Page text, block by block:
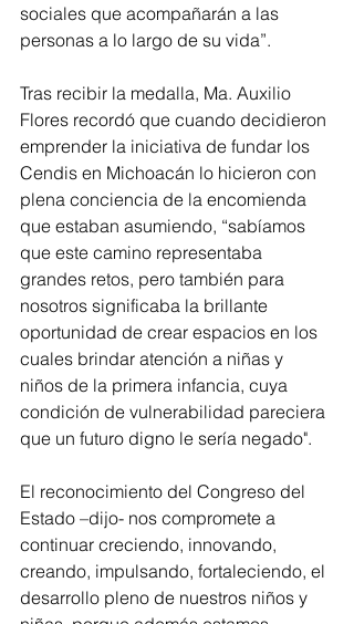
sociales que acompañarán a las
personas a lo largo de su vida”.
Tras recibir la medalla, Ma. Auxilio
Flores recordó que cuando decidieron
emprender la iniciativa de fundar los
Cendis en Michoacán lo hicieron con
plena conciencia de la encomienda
que estaban asumiendo, “sabíamos
que este camino representaba
grandes retos, pero también para
nosotros significaba la brillante
oportunidad de crear espacios en los
cuales brindar atención a niñas y
niños de la primera infancia, cuya
condición de vulnerabilidad pareciera
que un futuro digno le sería negado".
El reconocimiento del Congreso del
Estado –dijo- nos compromete a
continuar creciendo, innovando,
creando, impulsando, fortaleciendo, el
desarrollo pleno de nuestros niños y